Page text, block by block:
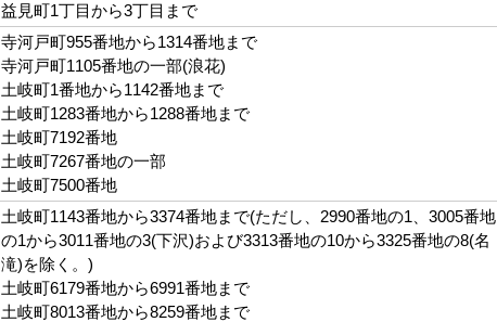
益見町1丁目から3丁目まで
寺河戸町955番地から1314番地まで
寺河戸町1105番地の一部(浪花)
土岐町1番地から1142番地まで
土岐町1283番地から1288番地まで
土岐町7192番地
土岐町7267番地の一部
土岐町7500番地
土岐町1143番地から3374番地まで(ただし、2990番地の1、3005番地
の1から3011番地の3(下沢)および3313番地の10から3325番地の8(名
滝)を除く。)
土岐町6179番地から6991番地まで
土岐町8013番地から8259番地まで